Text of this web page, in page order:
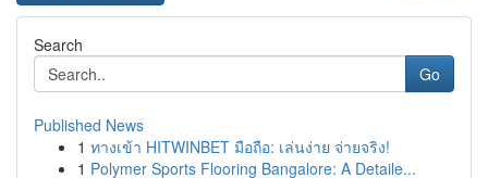
Search
Go
Published News
1 ทางเข้า HITWINBET มือถือ: เล่นง่าย จ่ายจริง!
1 Polymer Sports Flooring Bangalore: A Detaile...